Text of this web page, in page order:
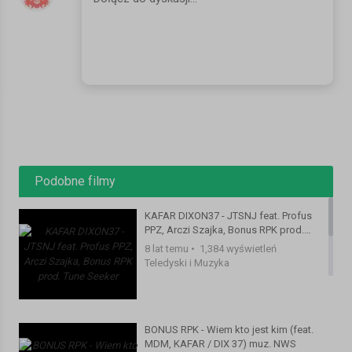
Podobne filmy
KAFAR DIXON37 - JTSNJ feat. Profus
PPZ, Arczi Szajka, Bonus RPK prod.
Tune Seeker
8 lat temu • 1,384 wyświetleń
Teledyski i Muzyka
BONUS RPK - Wiem kto jest kim (feat.
MDM, KAFAR / DIX 37) muz. NWS